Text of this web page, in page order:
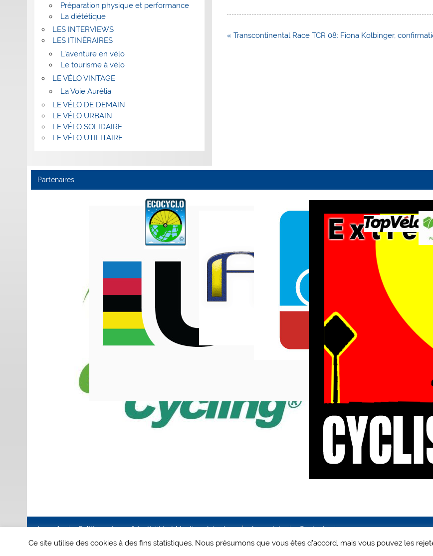
Navigation
« Transcontinental Race TCR 08: Fiona Kolbinger,
Préparation physique et performance
La diététique
LES INTERVIEWS
LES ITINÉRAIRES
L’aventure en vélo
Le tourisme à vélo
LE VÉLO VINTAGE
La Voie Aurélia
LE VÉLO DE DEMAIN
LE VÉLO URBAIN
LE VÉLO SOLIDAIRE
LE VÉLO UTILITAIRE
Partenaires
Accueil Politique de confidentialité et Mentions Légales Le projet Contact
Ce site utilise des cookies à des fins statistiques. Nous présumons que vous êtes d'accord, mais vous pouvez les